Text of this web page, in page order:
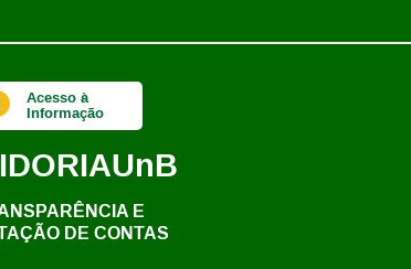
Acesso à
Informação
UnB
E
DE CONTAS